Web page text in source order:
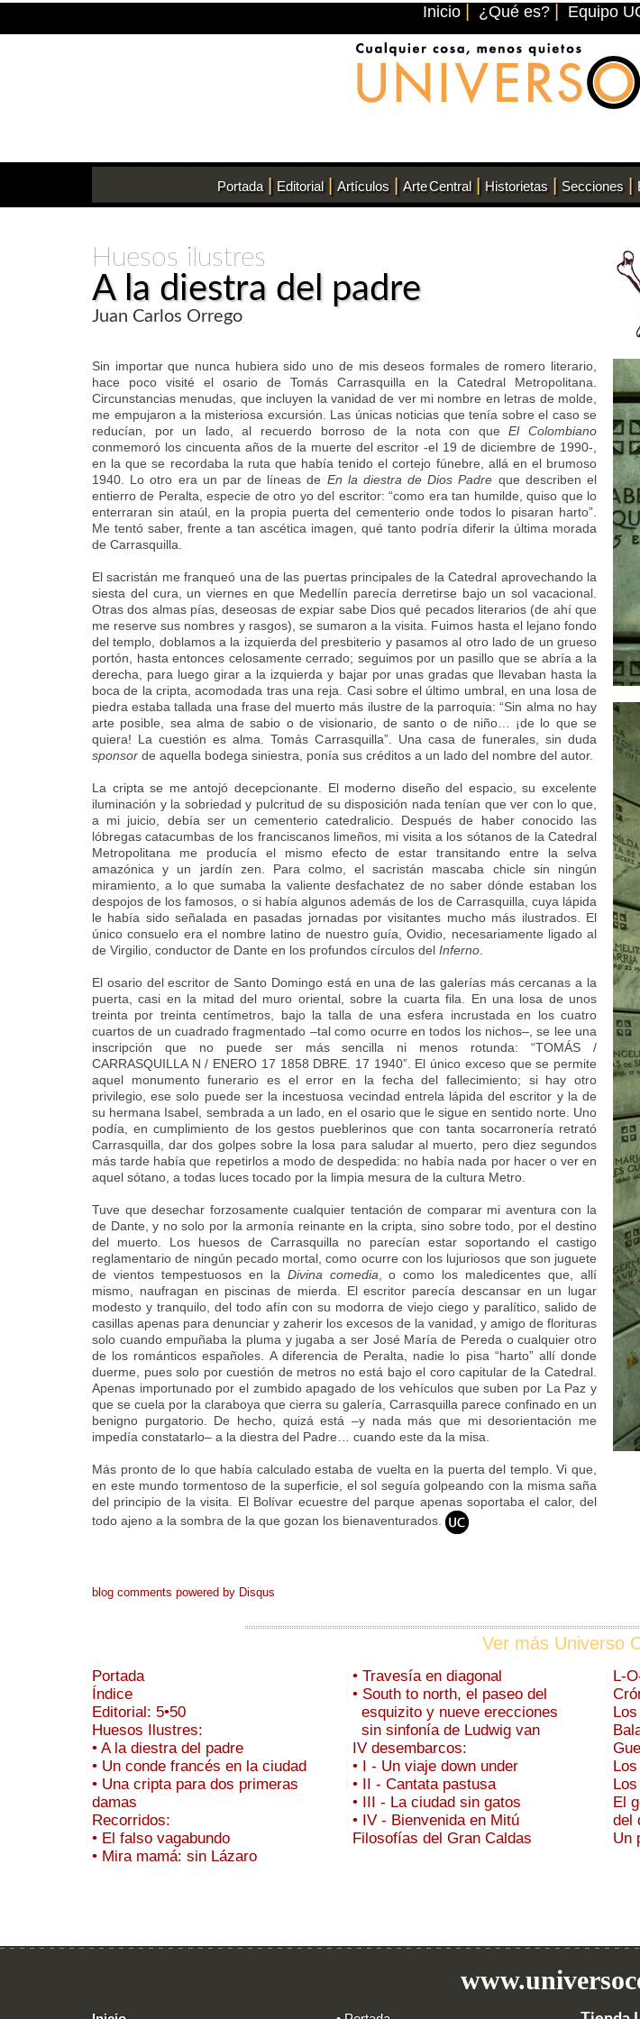
Inicio ¿Qué es? Equipo
Portada | Editorial | Artículos | Arte Central | Historietas | Secciones |
Huesos ilustres
A la diestra del padre
Juan Carlos Orrego
Sin importar que nunca hubiera sido uno de mis deseos formales de romero literario,
hace poco visité el osario de Tomás Carrasquilla en la Catedral Metropolitana.
Circunstancias menudas, que incluyen la vanidad de ver mi nombre en letras de molde,
me empujaron a la misteriosa excursión. Las únicas noticias que tenía sobre el caso se
reducían, por un lado, al recuerdo borroso de la nota con queEl Colombiano
conmemoró los cincuenta años de la muerte del escritor -el 19 de diciembre de 1990-,
en la que se recordaba la ruta que había tenido el cortejo fúnebre, allá en el brumoso
1940. Lo otro era un par de líneas de En la diestra de Dios Padre que describen el
entierro de Peralta, especie de otro yo del escritor: “como era tan humilde, quiso que lo
enterraran sin ataúl, en la propia puerta del cementerio onde todos lo pisaran harto”.
Me tentó saber, frente a tan ascética imagen, qué tanto podría diferir la última morada
de Carrasquilla.
El sacristán me franqueó una de las puertas principales de la Catedral aprovechando la
siesta del cura, un viernes en que Medellín parecía derretirse bajo un sol vacacional.
Otras dos almas pías, deseosas de expiar sabe Dios qué pecados literarios (de ahí que
me reserve sus nombres y rasgos), se sumaron a la visita. Fuimos hasta el lejano fondo
del templo, doblamos a la izquierda del presbiterio y pasamos al otro lado de un grueso
portón, hasta entonces celosamente cerrado; seguimos por un pasillo que se abría a la
derecha, para luego girar a la izquierda y bajar por unas gradas que llevaban hasta la
boca de la cripta, acomodada tras una reja. Casi sobre el último umbral, en una losa de
piedra estaba tallada una frase del muerto más ilustre de la parroquia: “Sin alma no hay
arte posible, sea alma de sabio o de visionario, de santo o de niño… ¡de lo que se
quiera! La cuestión es alma. Tomás Carrasquilla”. Una casa de funerales, sin duda
sponsor de aquella bodega siniestra, ponía sus créditos a un lado del nombre del autor.
La cripta se me antojó decepcionante. El moderno diseño del espacio, su excelente
iluminación y la sobriedad y pulcritud de su disposición nada tenían que ver con lo que,
a mi juicio, debía ser un cementerio catedralicio. Después de haber conocido las
lóbregas catacumbas de los franciscanos limeños, mi visita a los sótanos de la Catedral
Metropolitana me producía el mismo efecto de estar transitando entre la selva
amazónica y un jardín zen. Para colmo, el sacristán mascaba chicle sin ningún
miramiento, a lo que sumaba la valiente desfachatez de no saber dónde estaban los
despojos de los famosos, o si había algunos además de los de Carrasquilla, cuya lápida
le había sido señalada en pasadas jornadas por visitantes mucho más ilustrados. El
único consuelo era el nombre latino de nuestro guía, Ovidio, necesariamente ligado al
de Virgilio, conductor de Dante en los profundos círculos del Inferno
El osario del escritor de Santo Domingo está en una de las galerías más cercanas a la
puerta, casi en la mitad del muro oriental, sobre la cuarta fila. En una losa de unos
treinta por treinta centímetros, bajo la talla de una esfera incrustada en los cuatro
cuartos de un cuadrado fragmentado –tal como ocurre en todos los nichos–, se lee una
inscripción que no puede ser más sencilla ni menos rotunda: “TOMÁS /
CARRASQUILLA N / ENERO 17 1858 DBRE. 17 1940”. El único exceso que se permite
aquel monumento funerario es el error en la fecha del fallecimiento; si hay otro
privilegio, ese solo puede ser la incestuosa vecindad entrela lápida del escritor y la de
su hermana Isabel, sembrada a un lado, en el osario que le sigue en sentido norte. Uno
podía, en cumplimiento de los gestos pueblerinos que con tanta socarronería retrató
Carrasquilla, dar dos golpes sobre la losa para saludar al muerto, pero diez segundos
más tarde había que repetirlos a modo de despedida: no había nada por hacer o ver en
aquel sótano, a todas luces tocado por la limpia mesura de la cultura Metro.
Tuve que desechar forzosamente cualquier tentación de comparar mi aventura con la
de Dante, y no solo por la armonía reinante en la cripta, sino sobre todo, por el destino
del muerto. Los huesos de Carrasquilla no parecían estar soportando el castigo
reglamentario de ningún pecado mortal, como ocurre con los lujuriosos que son juguete
de vientos tempestuosos en la Divina comedia , o como los maledicentes que, allí
mismo, naufragan en piscinas de mierda. El escritor parecía descansar en un lugar
modesto y tranquilo, del todo afín con su modorra de viejo ciego y paralítico, salido de
casillas apenas para denunciar y zaherir los excesos de la vanidad, y amigo de florituras
solo cuando empuñaba la pluma y jugaba a ser José María de Pereda o cualquier otro
de los románticos españoles. A diferencia de Peralta, nadie lo pisa “harto” allí donde
duerme, pues solo por cuestión de metros no está bajo el coro capitular de la Catedral.
Apenas importunado por el zumbido apagado de los vehículos que suben por La Paz y
que se cuela por la claraboya que cierra su galería, Carrasquilla parece confinado en un
benigno purgatorio. De hecho, quizá está –y nada más que mi desorientación me
impedía constatarlo– a la diestra del Padre… cuando este da la misa.
Más pronto de lo que había calculado estaba de vuelta en la puerta del templo. Vi que,
en este mundo tormentoso de la superficie, el sol seguía golpeando con la misma saña
del principio de la visita. El Bolívar ecuestre del parque apenas soportaba el calor, del
todo ajeno a la sombra de la que gozan los bienaventurados.
blog comments powered by Disqus
Ver más Universo
Portada
Índice
Editorial: 5•50
Huesos Ilustres:
• A la diestra del padre
• Un conde francés en la ciudad
• Una cripta para dos primeras
damas
Recorridos:
• El falso vagabundo
• Mira mamá: sin Lázaro
• Travesía en diagonal
• South to north, el paseo del
esquizito y nueve erecciones
sin sinfonía de Ludwig van
IV desembarcos:
• I - Un viaje down under
• II - Cantata pastusa
• III - La ciudad sin gatos
• IV - Bienvenida en Mitú
Filosofías del Gran Caldas
L-
El
del
Un